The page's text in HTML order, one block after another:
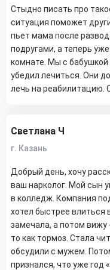
Стыдно писать про
ситуация поможет
пьет мама после
подругами, а теперь
комнате. Мы с бабушкой
убедил лечиться. Они
лечь на реабилитацию.
Светлана Ч
г. Казань
Добрый день, хочу
ваш нарколог. Мой сын
в колледж. Компания
хотел быстрее влиться
замечала, а потом
то как тормоз. Стала
обсудили с мужем.
признался, что уже год